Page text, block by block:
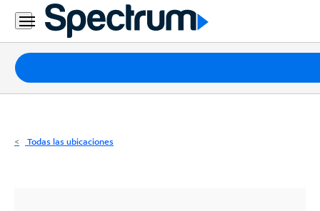
Residencial
Business
Paquetes
Internet
Todas las ubicaciones